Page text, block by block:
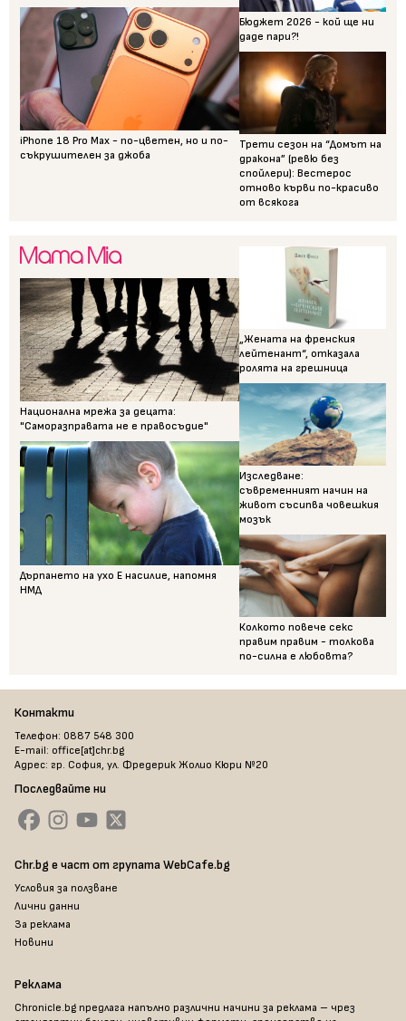
iPhone 18 Pro Max - по-цветен, но и по-
съкрушителен за джоба
Бюджет 2026 - кой ще ни
даде пари?!
Трети сезон на “Домът на
дракона” (ревю без
спойлери): Вестерос
отново кърви по-красиво
от всякога
Национална мрежа за децата:
"Саморазправата не е правосъдие"
Дърпането на ухо Е насилие, напомня
НМД
„Жената на френския
лейтенант“, отказала
ролята на грешница
Изследване:
съвременният начин на
живот съсипва човешкия
мозък
Колкото повече секс
правим правим - толкова
по-силна е любовта?
Контакти
Телефон: 0887 548 300
E-mail: office[at]chr.bg
Адрес: гр. София, ул. Фредерик Жолио Кюри №20
Последвайте ни
Chr.bg е част от групата WebCafe.bg
Условия за ползване
Лични данни
За реклама
Новини
Реклама
Chronicle.bg предлага напълно различни начини за реклама – чрез